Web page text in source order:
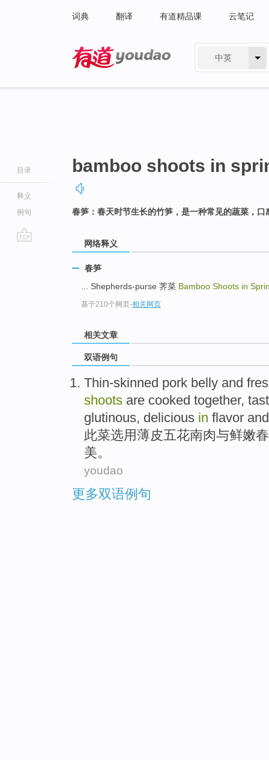
词典 翻译 有道精品课 云笔记
中英
目录
释义
例句
bamboo shoots in
春笋：春天时节生长的竹笋，是一种常见的蔬菜，口
网络释义
春笋
... Shepherds-purse 荠菜 Bamboo Shoots in
基于210个网页-相关网页
相关文章
双语例句
Thin-skinned pork belly and
shoots are cooked together,
glutinous, delicious in flavor
此菜选用薄皮五花南肉与鲜嫩
美。
youdao
更多双语例句